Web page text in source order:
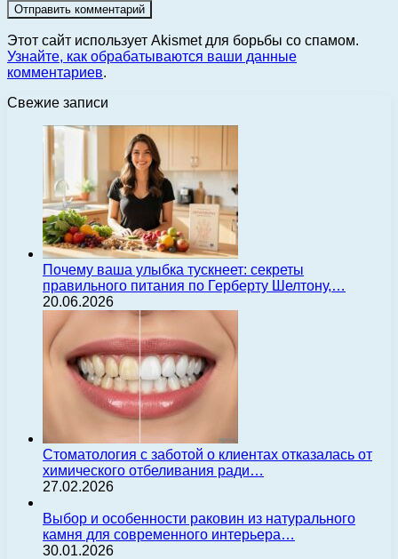
Этот сайт использует Akismet для борьбы со спамом.
Узнайте, как обрабатываются ваши данные
комментариев.
Свежие записи
Почему ваша улыбка тускнеет: секреты
правильного питания по Герберту Шелтону,…
20.06.2026
Стоматология с заботой о клиентах отказалась от
химического отбеливания ради…
27.02.2026
Выбор и особенности раковин из натурального
камня для современного интерьера…
30.01.2026